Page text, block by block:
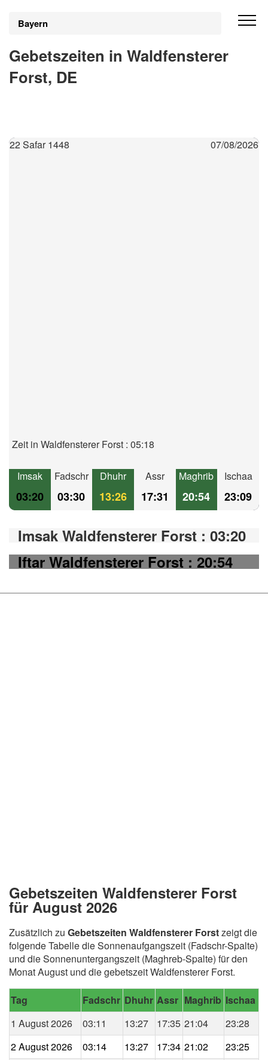
Bayern
Gebetszeiten in Waldfensterer
Forst, DE
22 Safar 1448 07/08/2026
Zeit in Waldfensterer Forst : 05:18
Imsak
03:20
Fadschr
03:30
Dhuhr
13:26
Assr
17:31
Maghrib
20:54
Ischaa
23:09
Imsak Waldfensterer Forst : 03:20
Iftar Waldfensterer Forst : 20:54
Gebetszeiten Waldfensterer Forst
für August 2026
Zusätzlich zu Gebetszeiten Waldfensterer Forstzeigt die
folgende Tabelle die Sonnenaufgangszeit (Fadschr-Spalte)
und die Sonnenuntergangszeit (Maghreb-Spalte) für den
Monat August und die gebetszeit Waldfensterer Forst.
Tag Fadschr Dhuhr Assr Maghrib Ischaa
1 August 2026
03:11 13:27 17:35 21:04
23:28
2 August 2026
03:14 13:27 17:34 21:02
23:25